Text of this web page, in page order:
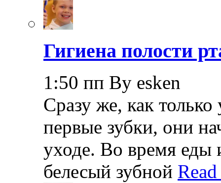
Гигиена полости
1:50 пп By esken
Сразу же, как
первые зубки, они
уходе. Во время еды
белесый зубной